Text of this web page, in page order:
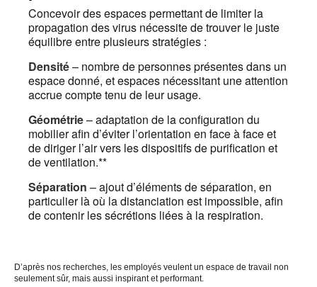
Concevoir des espaces permettant de limiter la
propagation des virus nécessite de trouver le juste
équilibre entre plusieurs stratégies :
Densité– nombre de personnes présentes dans un
espace donné, et espaces nécessitant une attention
accrue compte tenu de leur usage.
Géométrie– adaptation de la configuration du
mobilier afin d’éviter l’orientation en face à face et
de diriger l’air vers les dispositifs de purification et
de ventilation.**
Séparation – ajout d’éléments de séparation, en
particulier là où la distanciation est impossible, afin
de contenir les sécrétions liées à la respiration.
D’après nos recherches, les employés veulent un espace de travail non
seulement sûr, mais aussi inspirant et performant.